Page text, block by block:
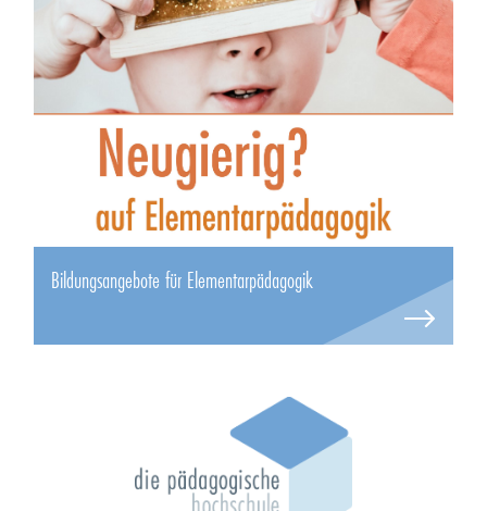
Bildungsangebote für Elementarpädagogik